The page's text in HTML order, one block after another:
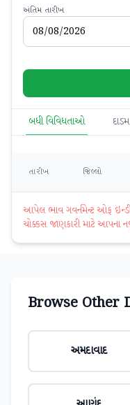
અંતિમ તારીખ
બધી વિવિધતાઓ દાડમ
તારીખ જિલ્લો
આપેલ ભાવ ગવર્નમેન્ટ ઓફ
ચોક્કસ જાણકારી માટે આપના
Browse Other
અમદાવાદ